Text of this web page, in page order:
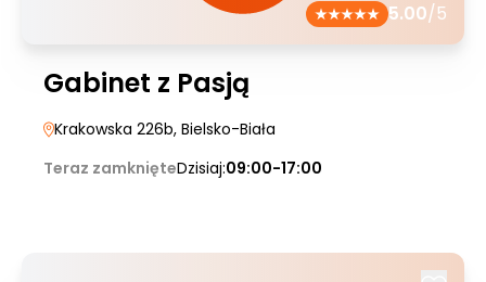
5.00/5
Gabinet z Pasją
Krakowska 226b, Bielsko-Biała
Teraz zamknięteDzisiaj:09:00-17:00